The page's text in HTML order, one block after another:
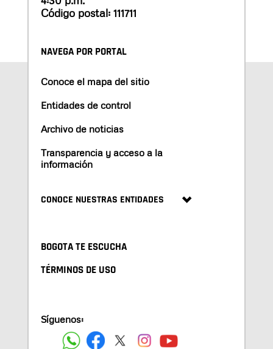
Código postal: 111711
NAVEGA POR PORTAL
Conoce el mapa del sitio
Entidades de control
Archivo de noticias
Transparencia y acceso a la
información
CONOCE NUESTRAS ENTIDADES
BOGOTA TE ESCUCHA
TÉRMINOS DE USO
Síguenos: